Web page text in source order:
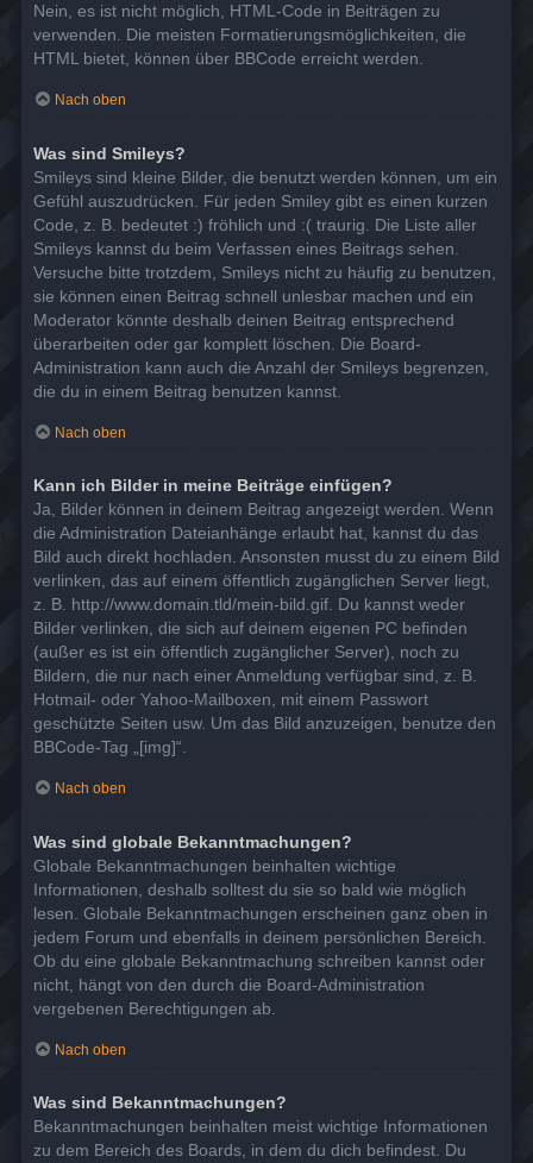
Nein, es ist nicht möglich, HTML-Code in Beiträgen zu
verwenden. Die meisten Formatierungsmöglichkeiten, die
HTML bietet, können über BBCode erreicht werden.
Nach oben
Was sind Smileys?
Smileys sind kleine Bilder, die benutzt werden können, um ein
Gefühl auszudrücken. Für jeden Smiley gibt es einen kurzen
Code, z. B. bedeutet :) fröhlich und :( traurig. Die Liste aller
Smileys kannst du beim Verfassen eines Beitrags sehen.
Versuche bitte trotzdem, Smileys nicht zu häufig zu benutzen,
sie können einen Beitrag schnell unlesbar machen und ein
Moderator könnte deshalb deinen Beitrag entsprechend
überarbeiten oder gar komplett löschen. Die Board-
Administration kann auch die Anzahl der Smileys begrenzen,
die du in einem Beitrag benutzen kannst.
Nach oben
Kann ich Bilder in meine Beiträge einfügen?
Ja, Bilder können in deinem Beitrag angezeigt werden. Wenn
die Administration Dateianhänge erlaubt hat, kannst du das
Bild auch direkt hochladen. Ansonsten musst du zu einem Bild
verlinken, das auf einem öffentlich zugänglichen Server liegt,
z. B. http://www.domain.tld/mein-bild.gif. Du kannst weder
Bilder verlinken, die sich auf deinem eigenen PC befinden
(außer es ist ein öffentlich zugänglicher Server), noch zu
Bildern, die nur nach einer Anmeldung verfügbar sind, z. B.
Hotmail- oder Yahoo-Mailboxen, mit einem Passwort
geschützte Seiten usw. Um das Bild anzuzeigen, benutze den
BBCode-Tag „[img]“.
Nach oben
Was sind globale Bekanntmachungen?
Globale Bekanntmachungen beinhalten wichtige
Informationen, deshalb solltest du sie so bald wie möglich
lesen. Globale Bekanntmachungen erscheinen ganz oben in
jedem Forum und ebenfalls in deinem persönlichen Bereich.
Ob du eine globale Bekanntmachung schreiben kannst oder
nicht, hängt von den durch die Board-Administration
vergebenen Berechtigungen ab.
Nach oben
Was sind Bekanntmachungen?
Bekanntmachungen beinhalten meist wichtige Informationen
zu dem Bereich des Boards, in dem du dich befindest. Du